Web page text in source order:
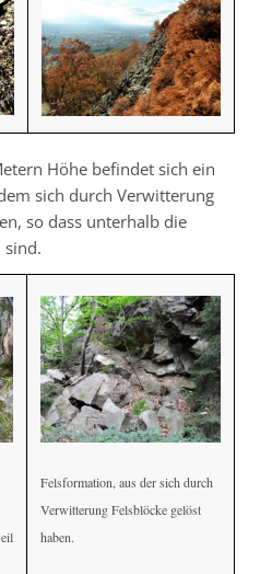
Höhe befindet sich ein
sich durch Verwitterung
so dass unterhalb die
sind.
Felsformation, aus der sich durch
Verwitterung Felsblöcke gelöst
haben.